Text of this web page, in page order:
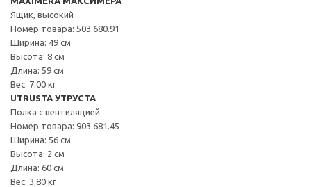
Ящик, высокий
Номер товара: 503.680.91
Ширина: 49 см
Высота: 8 см
Длина: 59 см
Вес: 7.00 кг
UTRUSTA УТРУСТА
Полка с вентиляцией
Номер товара: 903.681.45
Ширина: 56 см
Высота: 2 см
Длина: 60 см
Вес: 3.80 кг